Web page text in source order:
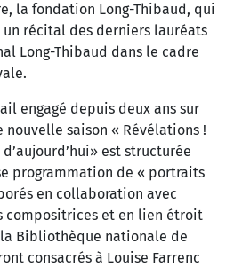
la fondation Long-Thibaud, qui
récital des derniers lauréats
Long-Thibaud dans le cadre
engagé depuis deux ans sur
saison « Révélations !
est structurée
programmation de « portraits
en collaboration avec
compositrices et en lien étroit
Bibliothèque nationale de
consacrés à Louise Farrenc